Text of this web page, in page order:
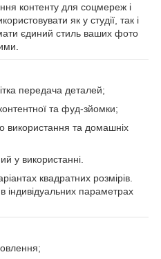
контенту для соцмереж і
як у студії, так і
єдиний стиль ваших фото
передача деталей;
та фуд-зйомки;
використання та домашніх
у використанні.
квадратних розмірів.
індивідуальних параметрах